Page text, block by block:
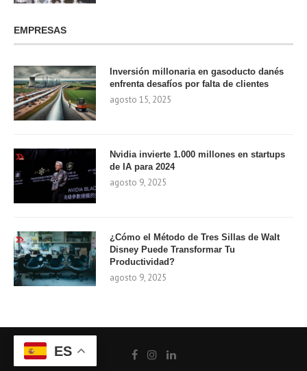
EMPRESAS
Inversión millonaria en gasoducto danés
enfrenta desafíos por falta de clientes
agosto 15, 2025
Nvidia invierte 1.000 millones en startups
de IA para 2024
agosto 9, 2025
¿Cómo el Método de Tres Sillas de Walt
Disney Puede Transformar Tu
Productividad?
agosto 9, 2025
ES